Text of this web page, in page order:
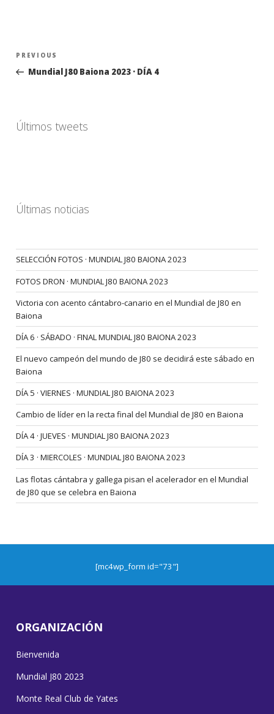
Navegación
entradas
Previous
Post
PREVIOUS
Mundial J80 Baiona 2023 · DÍA 4
Últimos tweets
Últimas noticias
SELECCIÓN FOTOS · MUNDIAL J80 BAIONA 2023
FOTOS DRON · MUNDIAL J80 BAIONA 2023
Victoria con acento cántabro-canario en el Mundial de J80 en
Baiona
DÍA 6 · SÁBADO · FINAL MUNDIAL J80 BAIONA 2023
El nuevo campeón del mundo de J80 se decidirá este sábado en
Baiona
DÍA 5 · VIERNES · MUNDIAL J80 BAIONA 2023
Cambio de líder en la recta final del Mundial de J80 en Baiona
DÍA 4 · JUEVES · MUNDIAL J80 BAIONA 2023
DÍA 3 · MIERCOLES · MUNDIAL J80 BAIONA 2023
Las flotas cántabra y gallega pisan el acelerador en el Mundial
de J80 que se celebra en Baiona
[mc4wp_form id="73"]
ORGANIZACIÓN
Bienvenida
Mundial J80 2023
Monte Real Club de Yates